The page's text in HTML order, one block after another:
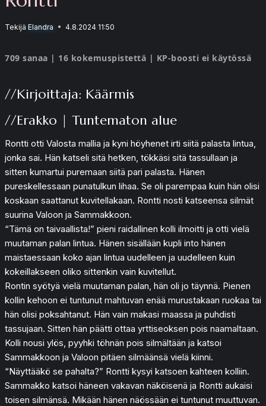
Tekijä Elandra 4.8.2024 11:50
709 sanaa | 16 kokemuspistettä | KP-boosti ei käytössä
//Kirjoittaja: Käärmis
//Erakko | Tuntematon alue
Rontti otti Valosta mallia ja kyni höyhenet irti siitä palasta lintua,
jonka sai. Hän katseli sitä hetken, tökkäsi sitä tassullaan ja
sitten kumartui puremaan siitä pari palasta. Hänen
pureskellessaan punatulkun lihaa. Se oli parempaa kuin hän olisi
koskaan saattanut kuvitellakaan. Rontti nosti katseensa silmät
suurina Valoon ja Sammakkoon.
“Tämä on taivaallista!” pieni raidallinen kolli ilmoitti ja otti vielä
muutaman palan lintua. Hänen sisällään kupli into hänen
maistaessaan koko ajan lintua uudelleen ja uudelleen kuin
kokeillakseen oliko sittenkin vain kuvitellut.
Rontin syötyä vielä muutaman palan, hän oli jo täynnä. Pienen
kollin kehoon ei tuntunut mahtuvan enää murustakaan ruokaa tai
hän olisi poksahtanut. Hän vain makasi maassa ja puhdisti
tassujaan. Sitten hän päätti ottaa yrttiseoksen pois naamaltaan.
Kolli nousi ylös, pyyhki töhnän pois silmältään ja katsoi
Sammakkoon ja Valoon pitäen silmäänsä vielä kiinni.
“Näyttääkö se pahalta?” Rontti kysyi katsoen kahteen kolliin.
Sammakko katsoi häneen vakavan näköisenä ja Rontti aukaisi
toisen silmänsä. Mikään hänen näössään ei tuntunut muuttuvan.